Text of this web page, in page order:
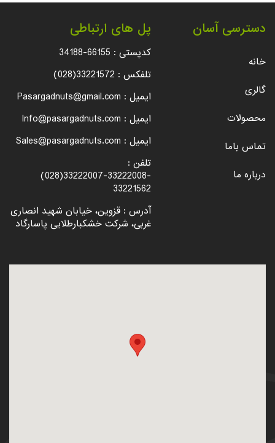
پل های ارتباطی
کدپستی : 34188-66155
تلفکس : (028)33221572
ایمیل : Pasargadnuts@gmail.com
ایمیل : Info@pasargadnuts.com
ایمیل : Sales@pasargadnuts.com
تلفن :
(028)33222007-33222008-
33221562
آدرس : قزوین، خیابان شهید انصاری
غربی، شرکت خشکبارطلایی پاسارگاد
دسترسی آسان
خانه
گالری
محصولات
تماس باما
درباره ما